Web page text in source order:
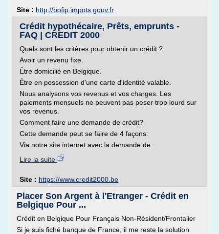
Site : http://bofip.impots.gouv.fr
Crédit hypothécaire, Prêts, emprunts -
FAQ | CREDIT 2000
Quels sont les critères pour obtenir un crédit ?
Avoir un revenu fixe.
Être domicilié en Belgique.
Être en possession d'une carte d'identité valable.
Nous analysons vos revenus et vos charges. Les
paiements mensuels ne peuvent pas peser trop lourd sur
vos revenus.
Comment faire une demande de crédit?
Cette demande peut se faire de 4 façons:
Via notre site internet avec la demande de...
Lire la suite
Site : https://www.credit2000.be
Placer Son Argent à l'Etranger - Crédit en
Belgique Pour ...
Crédit en Belgique Pour Français Non-Résident/Frontalier
Si je suis fiché banque de France, il me reste la solution